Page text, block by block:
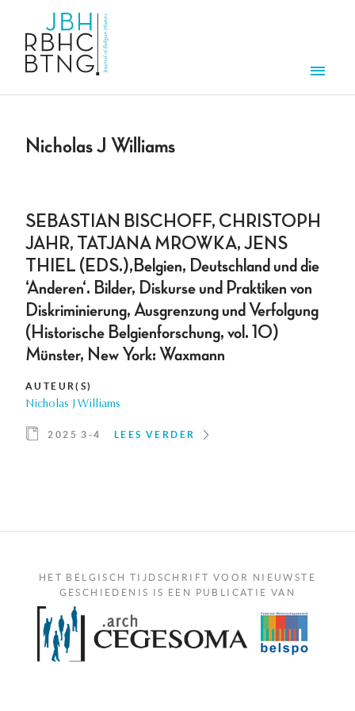
Nicholas J Williams
SEBASTIAN BISCHOFF, CHRISTOPH
JAHR, TATJANA MROWKA, JENS
THIEL (EDS.),Belgien, Deutschland und die
‘Anderen‘. Bilder, Diskurse und Praktiken von
Diskriminierung, Ausgrenzung und Verfolgung
(Historische Belgienforschung, vol. 10)
Münster, New York: Waxmann
AUTEUR(S)
Nicholas J Williams
2025 3-4 LEES VERDER
HET BELGISCH TIJDSCHRIFT VOOR NIEUWSTE
GESCHIEDENIS IS EEN PUBLICATIE VAN